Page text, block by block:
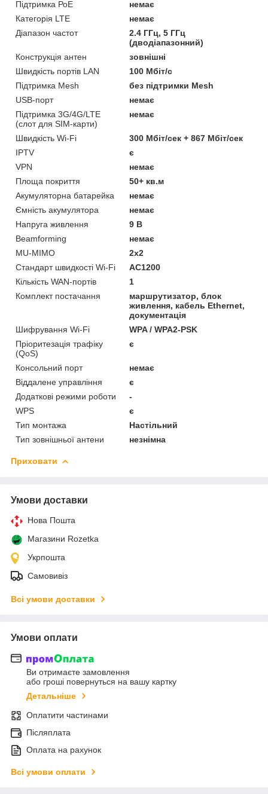
Підтримка РоЕ
немає
Категорія LTE
немає
Діапазон частот
2.4 ГГц, 5 ГГц
(дводіапазонний)
Конструкція антен
зовнішні
Швидкість портів LAN
100 Мбіт/с
Підтримка Mesh
без підтримки Mesh
USB-порт
немає
Підтримка 3G/4G/LTE
(cлот для SIM-карти)
немає
Швидкість Wi-Fi
300 Мбіт/сек + 867 Мбіт/сек
IPTV
є
VPN
немає
Площа покриття
50+ кв.м
Акумуляторна батарейка
немає
Ємність акумулятора
немає
Напруга живлення
9 В
Beamforming
немає
MU-MIMO
2х2
Стандарт швидкості Wi-Fi
АС1200
Кількість WAN-портів
1
Комплект постачання
маршрутизатор, блок
живлення, кабель Ethernet,
документація
Шифрування Wi-Fi
WPA / WPA2-PSK
Пріоритезація трафіку
(QoS)
є
Консольний порт
немає
Віддалене управління
є
Додаткові режими роботи
-
WPS
є
Тип монтажа
Настільний
Тип зовнішньої антени
незнімна
Приховати
Умови доставки
Нова Пошта
Магазини Rozetka
Укрпошта
Самовивіз
Всі умови доставки
Умови оплати
Ви отримаєте замовлення
або гроші повернуться на вашу картку
Детальніше
Оплатити частинами
Післяплата
Оплата на рахунок
Всі умови оплати